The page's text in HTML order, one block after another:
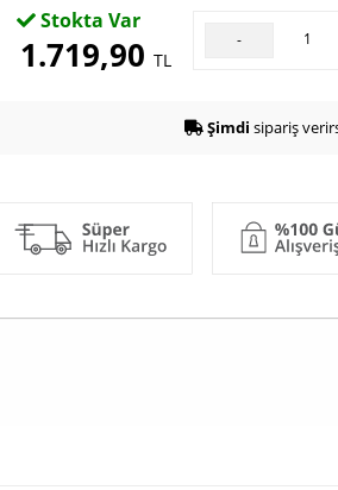
Stokta Var
1.719,90TL
-
Şimdi sipariş